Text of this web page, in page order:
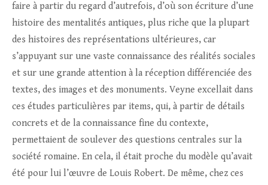
faire à partir du regard d’autrefois, d’où son écriture d’une
histoire des mentalités antiques, plus riche que la plupart
des histoires des représentations ultérieures, car
s’appuyant sur une vaste connaissance des réalités sociales
et sur une grande attention à la réception différenciée des
textes, des images et des monuments. Veyne excellait dans
ces études particulières par items, qui, à partir de détails
concrets et de la connaissance fine du contexte,
permettaient de soulever des questions centrales sur la
société romaine. En cela, il était proche du modèle qu’avait
été pour lui l’œuvre de Louis Robert. De même, chez ces